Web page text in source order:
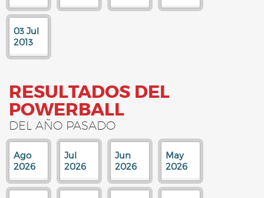
03 Jul
2013
RESULTADOS DEL
POWERBALL
DEL AÑO PASADO
Ago
2026
Jul
2026
Jun
2026
May
2026